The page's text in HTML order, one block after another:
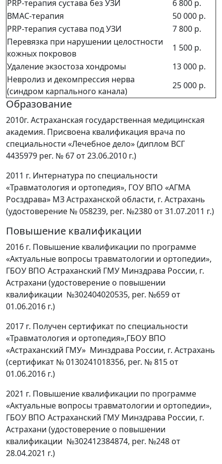
PRP-терапия сустава без УЗИ
6 800 р.
ВМАС-терапия
50 000 р.
PRP-терапия сустава под УЗИ
7 800 р.
Перевязка при нарушении целостности
кожных покровов
1 500 р.
Удаление экзостоза хондромы
13 000 р.
Невролиз и декомпрессия нерва
(синдром карпального канала)
25 000 р.
Образование
2010г. Астраханская государственная медицинская
академия. Присвоена квалификация врача по
специальности «Лечебное дело» (диплом ВСГ
4435979 рег. № 67 от 23.06.2010 г.)
2011 г. Интернатура по специальности
«Травматология и ортопедия», ГОУ ВПО «АГМА
Росздрава» МЗ Астраханской области, г. Астрахань
(удостоверение № 058239, рег. №2380 от 31.07.2011 г.)
Повышение квалификации
2016 г. Повышение квалификации по программе
«Актуальные вопросы травматологии и ортопедии»,
ГБОУ ВПО Астраханский ГМУ Минздрава России, г.
Астрахани (удостоверение о повышении
квалификации №302404020535, рег. №659 от
01.06.2016 г.)
2017 г. Получен сертификат по специальности
«Травматология и ортопедия»,ГБОУ ВПО
«Астраханский ГМУ» Минздрава России, г. Астрахань
(сертификат № 0130241018356, рег. № 815 от
01.06.2016 г.)
2021 г. Повышение квалификации по программе
«Актуальные вопросы травматологии и ортопедии»,
ГБОУ ВПО Астраханский ГМУ Минздрава России, г.
Астрахани (удостоверение о повышении
квалификации №302412384874, рег. №248 от
28.04.2021 г.)